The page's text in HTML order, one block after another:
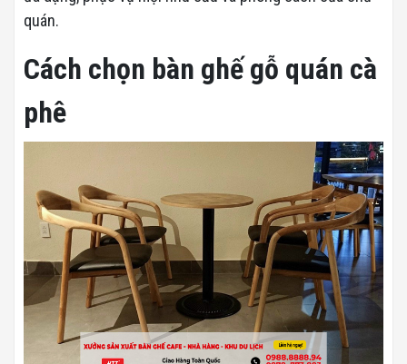
quán.
Cách chọn bàn ghế gỗ quán cà
phê